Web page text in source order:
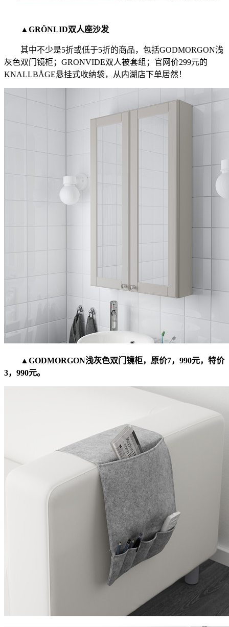
▲GRÖNLID双人座沙发
其中不少是5折或低于5折的商品，包括GODMORGON浅
灰色双门镜柜；GRONVIDE双人被套组；官网价299元的
KNALLBÅGE悬挂式收纳袋，从内湖店下单居然！
▲GODMORGON浅灰色双门镜柜，原价7，990元，特价
3，990元。